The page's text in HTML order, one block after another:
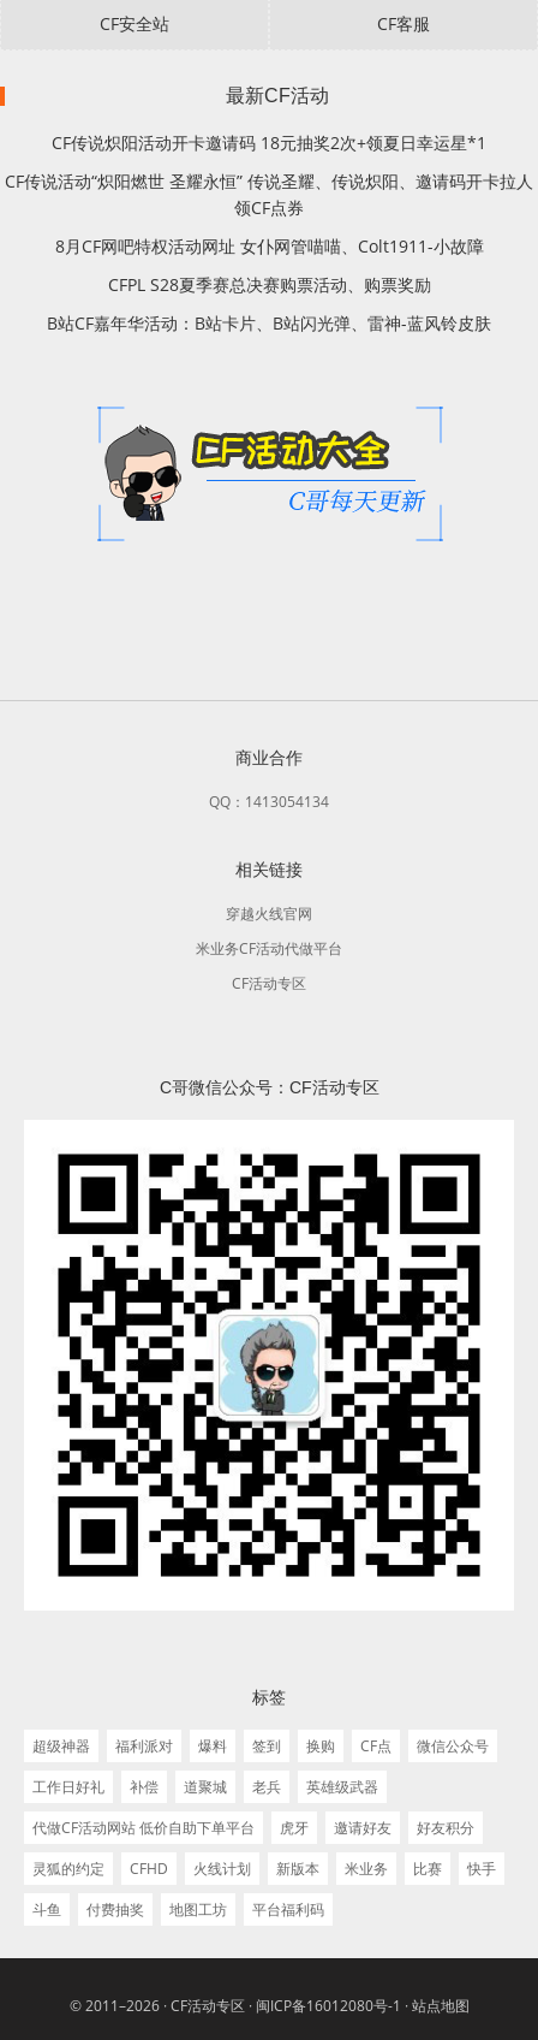
CF安全站 CF客服
最新CF活动
CF传说炽阳活动开卡邀请码 18元抽奖2次+领夏日幸运星*1
CF传说活动“炽阳燃世 圣耀永恒” 传说圣耀、传说炽阳、邀请码开卡拉人
领CF点券
8月CF网吧特权活动网址 女仆网管喵喵、Colt1911-小故障
CFPL S28夏季赛总决赛购票活动、购票奖励
B站CF嘉年华活动：B站卡片、B站闪光弹、雷神-蓝风铃皮肤
商业合作
QQ：1413054134
相关链接
穿越火线官网
米业务CF活动代做平台
CF活动专区
C哥微信公众号：CF活动专区
标签
超级神器 福利派对 爆料 签到 换购 CF点
微信公众号
工作日好礼
补偿 道聚城 老兵
英雄级武器
代做CF活动网站 低价自助下单平台
虎牙 邀请好友
好友积分
灵狐的约定
CFHD 火线计划 新版本 米业务 比赛
快手
斗鱼
付费抽奖 地图工坊 平台福利码
© 2011–2026 ·CF活动专区 · 闽ICP备16012080号-1 ·站点地图